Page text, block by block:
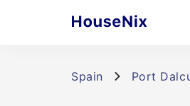
Spain Port